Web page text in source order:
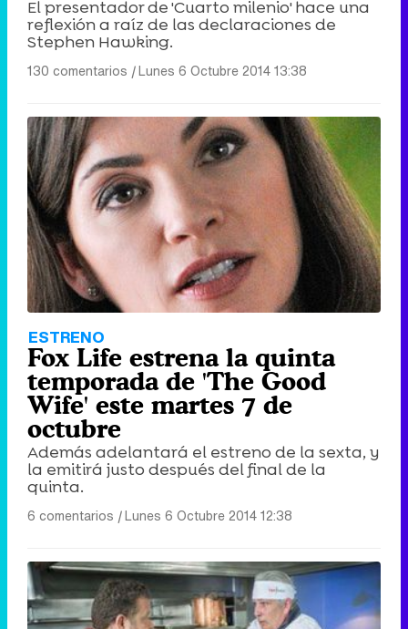
El presentador de 'Cuarto milenio' hace una
reflexión a raíz de las declaraciones de
Stephen Hawking.
130 comentarios |Lunes 6 Octubre 2014 13:38
ESTRENO
Fox Life estrena la quinta
temporada de 'The Good
Wife' este martes 7 de
octubre
Además adelantará el estreno de la sexta, y
la emitirá justo después del final de la
quinta.
6 comentarios |Lunes 6 Octubre 2014 12:38